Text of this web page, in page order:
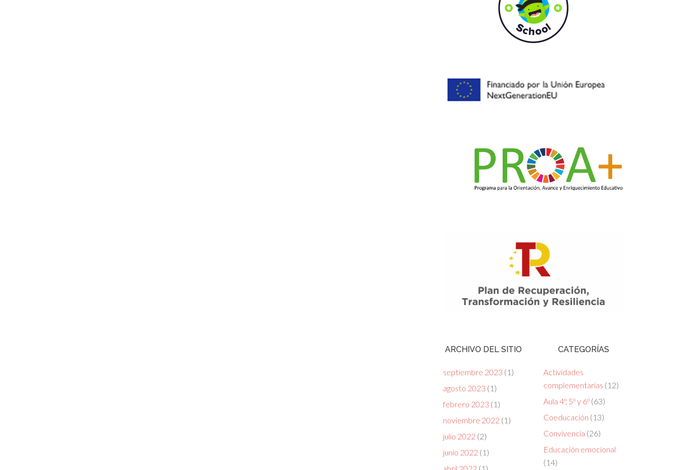
ARCHIVO DEL SITIO
septiembre 2023 (1)
agosto 2023 (1)
febrero 2023 (1)
noviembre 2022 (1)
julio 2022 (2)
junio 2022 (1)
abril 2022 (1)
CATEGORÍAS
Actividades
complementarias (12)
Aula 4º, 5º y 6º (63)
Coeducación (13)
Convivencia (26)
Educación emocional
(14)